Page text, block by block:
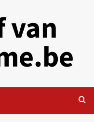
van